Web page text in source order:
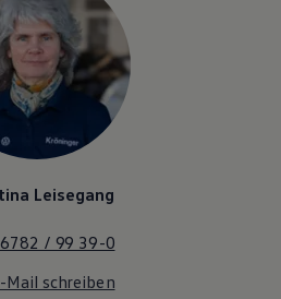
Leisegang
/ 99 39-0
Mail schreiben